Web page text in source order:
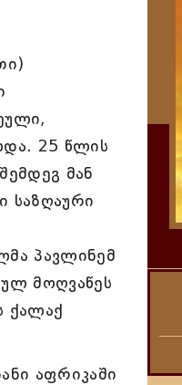
25 წლის
მან
საზღაური
პავლინემ
მოღვაწეს
ქალაქ
აფრიკაში